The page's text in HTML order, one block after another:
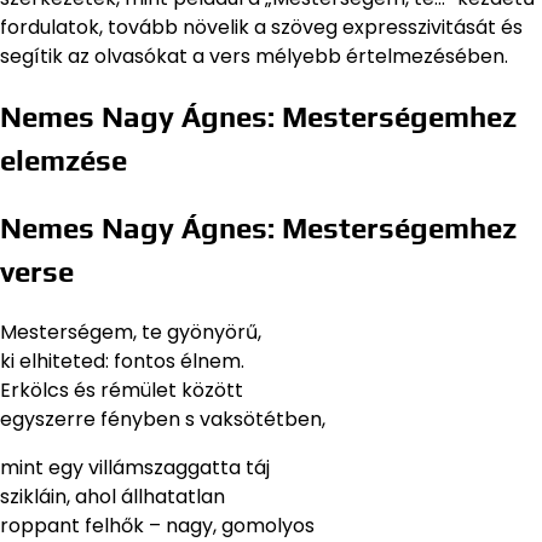
fordulatok, tovább növelik a szöveg expresszivitását és
segítik az olvasókat a vers mélyebb értelmezésében.
Nemes Nagy Ágnes: Mesterségemhez
elemzése
Nemes Nagy Ágnes: Mesterségemhez
verse
Mesterségem, te gyönyörű,
ki elhiteted: fontos élnem.
Erkölcs és rémület között
egyszerre fényben s vaksötétben,
mint egy villámszaggatta táj
szikláin, ahol állhatatlan
roppant felhők – nagy, gomolyos